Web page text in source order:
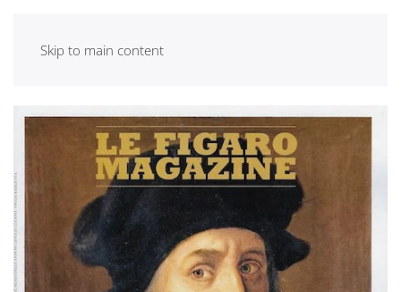
Skip to main content